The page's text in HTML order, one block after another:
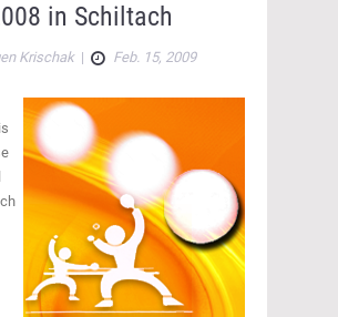
in Schiltach
Krischak| Feb. 15, 2009